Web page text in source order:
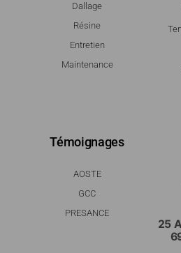
Dallage
Résine
Entretien
Maintenance
Témoignages
AOSTE
GCC
PRESANCE
25